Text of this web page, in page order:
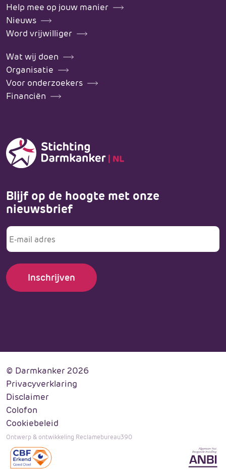
Help mee op jouw manier
Nieuws
Word vrijwilliger
Wat wij doen
Organisatie
Voor onderzoekers
Financiën
Blijf op de hoogte met onze
nieuwsbrief
E-
mailadres
© Darmkanker 2026
Privacyverklaring
Disclaimer
Colofon
Cookiebeleid
Ontwerp & ontwikkeling Reclamebureau390